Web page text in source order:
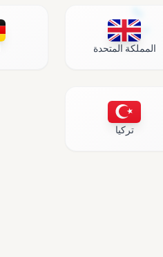
المملكة المتحدة
تركيا